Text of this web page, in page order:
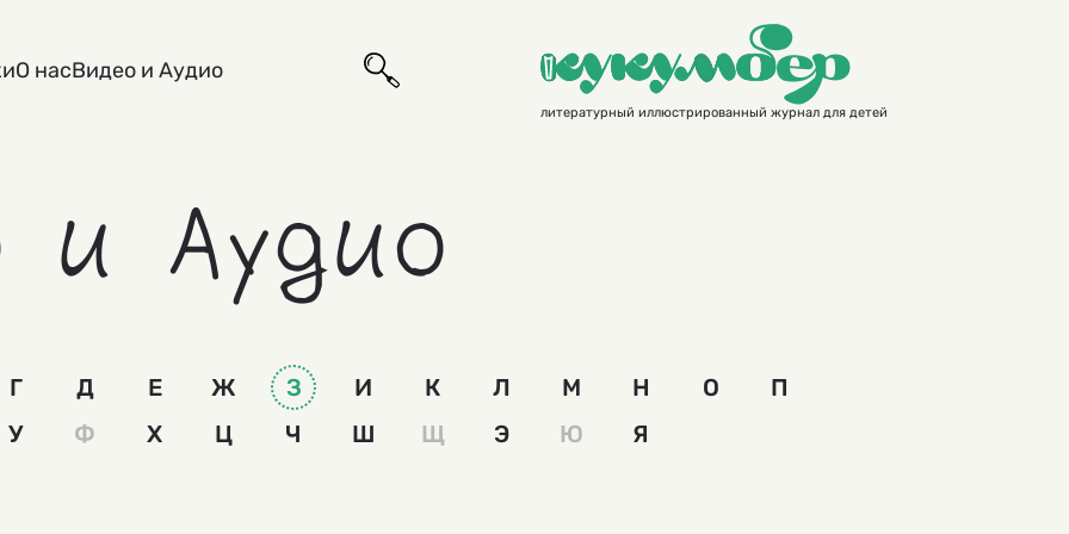
О насВидео и Аудио
литературный иллюстрированный журнал для детей
и Аудио
Г Д Е Ж З И К Л М Н О
П
У Ф Х Ц Ч Ш Щ Э Ю Я